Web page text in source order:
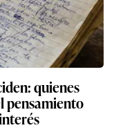
quienes
pensamiento